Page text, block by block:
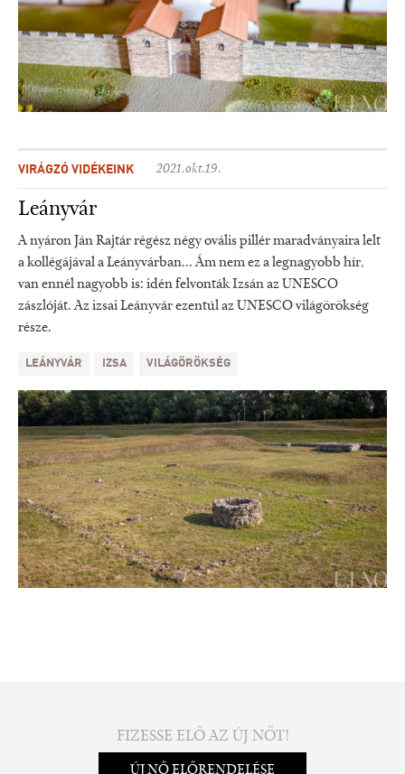
VIRÁGZÓ VIDÉKEINK 2021.okt.19.
Leányvár
A nyáron Ján Rajtár régész négy ovális pillér maradványaira lelt
a kollégájával a Leányvárban... Ám nem ez a legnagyobb hír,
van ennél nagyobb is: idén felvonták Izsán az UNESCO
zászlóját. Az izsai Leányvár ezentúl az UNESCO világörökség
része.
LEÁNYVÁR IZSA VILÁGÖRÖKSÉG
FIZESSE ELŐ AZ ÚJ NŐT!
ÚJ NŐ ELŐRENDELÉSE